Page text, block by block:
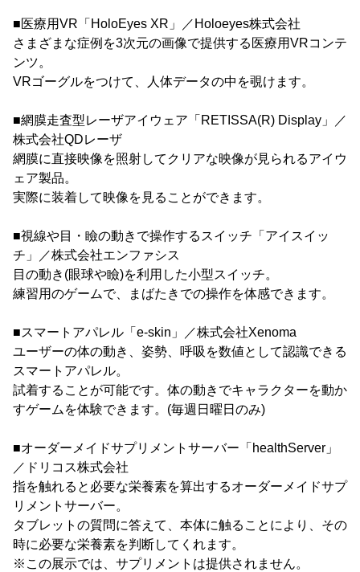
■医療用VR「HoloEyes XR」／Holoeyes株式会社
さまざまな症例を3次元の画像で提供する医療用VRコンテ
ンツ。
VRゴーグルをつけて、人体データの中を覗けます。
■網膜走査型レーザアイウェア「RETISSA(R) Display」／
株式会社QDレーザ
網膜に直接映像を照射してクリアな映像が見られるアイウ
ェア製品。
実際に装着して映像を見ることができます。
■視線や目・瞼の動きで操作するスイッチ「アイスイッ
チ」／株式会社エンファシス
目の動き(眼球や瞼)を利用した小型スイッチ。
練習用のゲームで、まばたきでの操作を体感できます。
■スマートアパレル「e-skin」／株式会社Xenoma
ユーザーの体の動き、姿勢、呼吸を数値として認識できる
スマートアパレル。
試着することが可能です。体の動きでキャラクターを動か
すゲームを体験できます。(毎週日曜日のみ)
■オーダーメイドサプリメントサーバー「healthServer」
／ドリコス株式会社
指を触れると必要な栄養素を算出するオーダーメイドサプ
リメントサーバー。
タブレットの質問に答えて、本体に触ることにより、その
時に必要な栄養素を判断してくれます。
※この展示では、サプリメントは提供されません。